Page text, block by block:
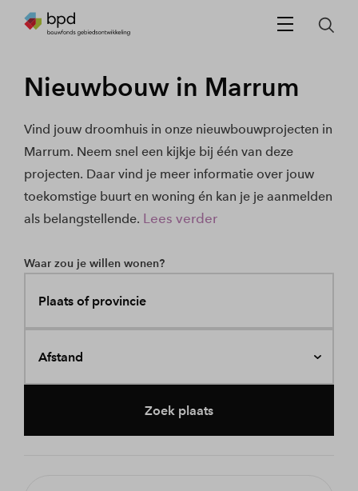
Nieuwbouw in Marrum
Vind jouw droomhuis in onze nieuwbouwprojecten in
Marrum. Neem snel een kijkje bij één van deze
projecten. Daar vind je meer informatie over jouw
toekomstige buurt en woning én kan je je aanmelden
als belangstellende. Lees verder
Waar zou je willen wonen?
Plaats of provincie
Afstand
Zoek plaats